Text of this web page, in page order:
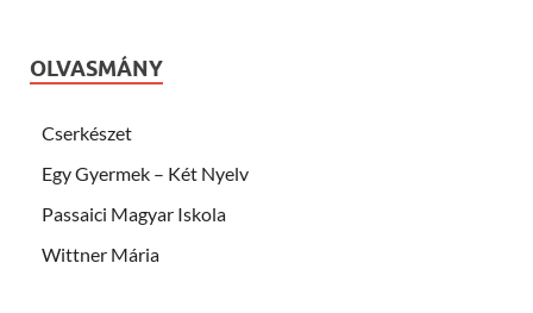
OLVASMÁNY
Cserkészet
Egy Gyermek – Két Nyelv
Passaici Magyar Iskola
Wittner Mária